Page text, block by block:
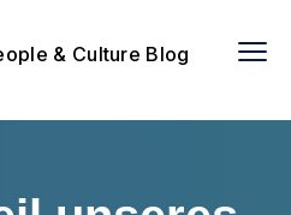
& Culture Blog